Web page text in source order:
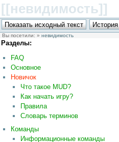
[[невидимость]]
Вы посетили: » невидимость
Разделы:
FAQ
Основное
Новичок
Что такое MUD?
Как начать игру?
Правила
Словарь терминов
Команды
Информационные команды